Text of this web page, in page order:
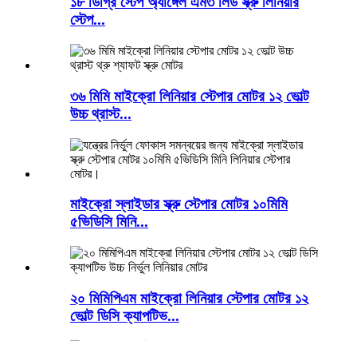
স্টেপ...
৩৬ মিমি মাইক্রো লিনিয়ার স্টেপার মোটর ১২ ভোল্ট
উচ্চ থ্রাস্ট...
মাইক্রো স্লাইডার স্ক্রু স্টেপার মোটর ১০মিমি
৫ভিডিসি মিনি...
২০ মিমিপিএম মাইক্রো লিনিয়ার স্টেপার মোটর ১২
ভোল্ট ডিসি ক্যাপটিভ...